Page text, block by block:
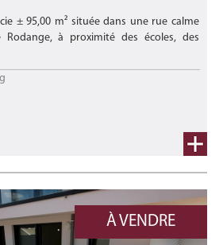
± 95,00 m² située dans une rue calme
à proximité des écoles, des
les commodités. Elle offre à ses
À VENDRE